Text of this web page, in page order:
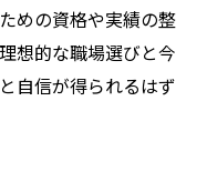
めの資格や実績の整
想的な職場選びと今
自信が得られるはず